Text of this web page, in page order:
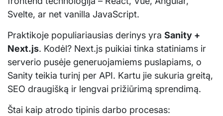
Svelte, ar net vanilla JavaScript.
Praktikoje populiariausias derinys yra Sanity +
Next.js. Kodėl? Next.js puikiai tinka statiniams ir
serverio pusėje generuojamiems puslapiams, o
Sanity teikia turinį per API. Kartu jie sukuria greitą,
SEO draugišką ir lengvai prižiūrimą sprendimą.
Štai kaip atrodo tipinis darbo procesas: